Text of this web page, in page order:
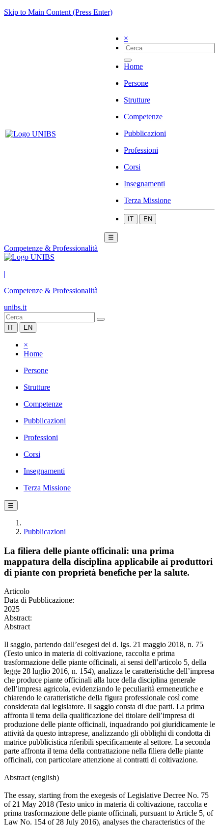
Skip to Main Content (Press Enter)
×
Home
Persone
Strutture
Competenze
Pubblicazioni
Professioni
Corsi
Insegnamenti
Terza Missione
IT EN
☰
Competenze & Professionalità
|
Competenze & Professionalità
unibs.it
IT EN
×
Home
Persone
Strutture
Competenze
Pubblicazioni
Professioni
Corsi
Insegnamenti
Terza Missione
☰
Pubblicazioni
La filiera delle piante officinali: una prima
mappatura della disciplina applicabile ai produttori
di piante con proprietà benefiche per la salute.
Articolo
Data di Pubblicazione:
2025
Abstract:
Abstract
Il saggio, partendo dall’esegesi del d. lgs. 21 maggio 2018, n. 75
(Testo unico in materia di coltivazione, raccolta e prima
trasformazione delle piante officinali, ai sensi dell’articolo 5, della
legge 28 luglio 2016, n. 154), analizza le caratteristiche dell’impresa
che produce piante officinali alla luce della disciplina generale
dell’impresa agricola, evidenziando le peculiarità ermeneutiche e
chiarendo le caratteristiche della figura professionale così come
considerata dal legislatore. Il saggio consta di due parti. La prima
affronta il tema della qualificazione del titolare dell’impresa di
produzione delle piante officinali, inquadrando poi giuridicamente le
attività da questo intraprese, analizzando gli obblighi di condotta di
matrice pubblicistica riferibili specificamente al settore. La seconda
parte affronta il tema della contrattazione nella filiera delle piante
officinali, con particolare attenzione ai contratti di coltivazione.
Abstract (english)
The essay, starting from the exegesis of Legislative Decree No. 75
of 21 May 2018 (Testo unico in materia di coltivazione, raccolta e
prima trasformazione delle piante officinali, pursuant to Article 5, of
Law No. 154 of 28 July 2016), analyses the characteristics of the